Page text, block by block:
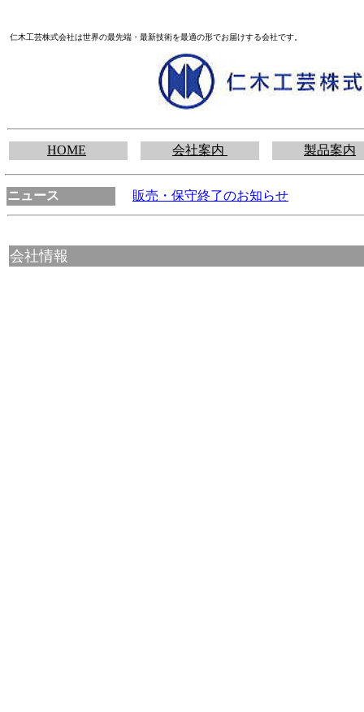
仁木工芸株式会社は世界の最先端・最新技術を最適の形でお届けする会社です。
HOME 会社案内 製品案内
ニュース 販売・保守終了のお知らせ
会社情報